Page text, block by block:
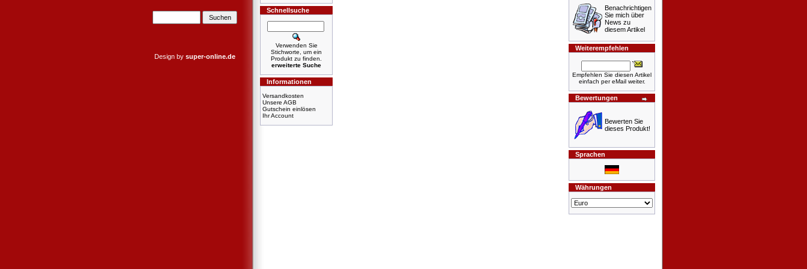
Design by super-online.de
Schnellsuche
Verwenden Sie
Stichworte, um ein
Produkt zu finden.
erweiterte Suche
Informationen
Versandkosten
Unsere AGB
Gutschein einlösen
Ihr Account
Benachrichtigen
Sie mich über
News zu
diesem Artikel
Weiterempfehlen
Empfehlen Sie diesen Artikel
einfach per eMail weiter.
Bewertungen
Bewerten Sie
dieses Produkt!
Sprachen
Währungen